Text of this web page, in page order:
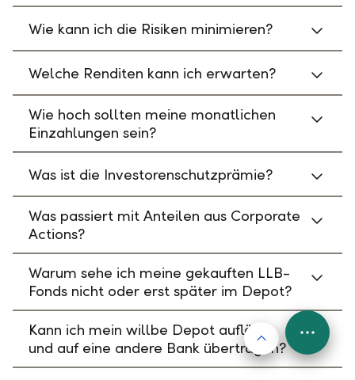
Wie kann ich die Risiken minimieren?
Welche Renditen kann ich erwarten?
Wie hoch sollten meine monatlichen
Einzahlungen sein?
Was ist die Investorenschutzprämie?
Was passiert mit Anteilen aus Corporate
Actions?
Warum sehe ich meine gekauften LLB-
Fonds nicht oder erst später im Depot?
Kann ich mein willbe Depot auflösen
und auf eine andere Bank übertragen?
Nach oben
FAB
Menu